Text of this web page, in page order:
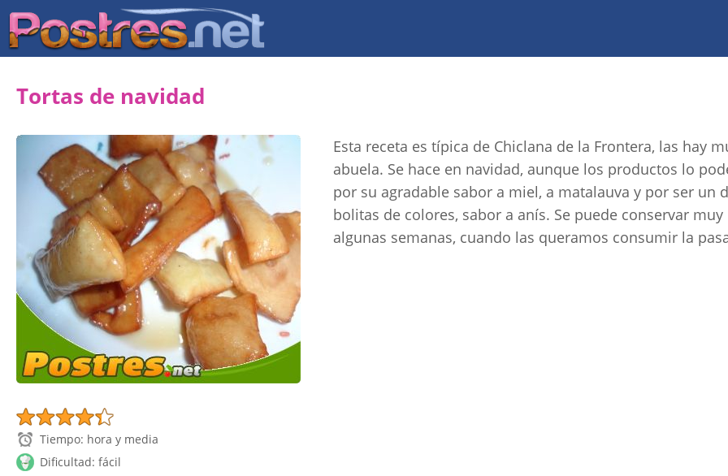
Tortas de navidad
Esta receta es típica de Chiclana de la Frontera, las hay
abuela. Se hace en navidad, aunque los productos lo
por su agradable sabor a miel, a matalauva y por ser
bolitas de colores, sabor a anís. Se puede conservar
algunas semanas, cuando las queramos consumir la
Tiempo: hora y media
Dificultad: fácil